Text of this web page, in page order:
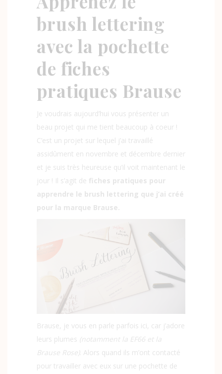
brush lettering
avec la pochette
de fiches
pratiques Brause
Je voudrais aujourd’hui vous présenter un
beau projet qui me tient beaucoup à coeur !
C’est un projet sur lequel j’ai travaillé
assidûment en novembre et décembre dernier
et je suis très heureuse qu’il voit maintenant le
jour ! Il s’agit de fiches pratiques pour
apprendre le brush lettering que j’ai créé
pour la marque Brause.
Brause, je vous en parle parfois ici, car j’adore
leurs plumes (notamment la EF66 et la
Brause Rose). Alors quand ils m’ont contacté
pour travailler avec eux sur une pochette de